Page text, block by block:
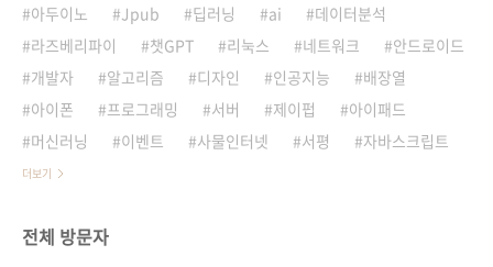
아두이노
Jpub 딥러닝 ai
데이터분석
라즈베리파이
챗GPT 리눅스 네트워크
안드로이드
개발자
알고리즘 디자인 인공지능
배장열
아이폰
프로그래밍 서버 제이펍
아이패드
머신러닝
이벤트 사물인터넷 서평 자바스크립트
더보기
전체 방문자